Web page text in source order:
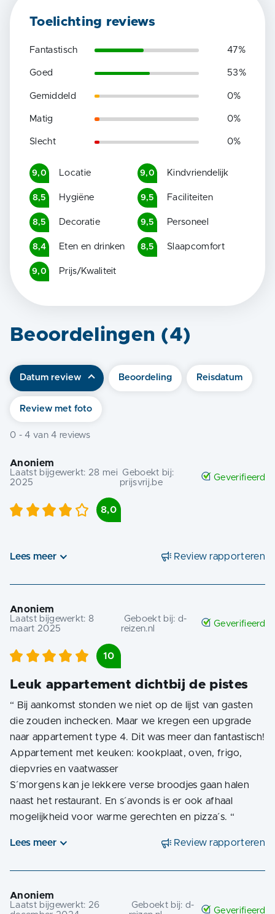
Toelichting reviews
Fantastisch 47%
Goed 53 %
Gemiddeld 0%
Matig 0%
Slecht 0%
9,0 Locatie 9,0 Kindvriendelijk
8,5 Hygiëne 9,5 Faciliteiten
8,5 Decoratie 9,5 Personeel
8,4 Eten en drinken 8,5 Slaapcomfort
9,0 Prijs/Kwaliteit
Beoordelingen (4)
Datum review Beoordeling Reisdatum
Review met foto
0 - 4 van 4 reviews
Anoniem
Laatst bijgewerkt: 28 mei
2025
Geboekt bij:
prijsvrij.be
Geverifieerd
8,0
Lees meer Review rapporteren
Anoniem
Laatst bijgewerkt: 8
maart 2025
Geboekt bij: d-
reizen.nl
Geverifieerd
10
Leuk appartement dichtbij de pistes
“ Bij aankomst stonden we niet op de lijst van gasten
die zouden inchecken. Maar we kregen een upgrade
naar appartement type 4. Dit was meer dan fantastisch!
Appartement met keuken: kookplaat, oven, frigo,
diepvries en vaatwasser
S´morgens kan je lekkere verse broodjes gaan halen
naast het restaurant. En s´avonds is er ook afhaal
mogelijkheid voor warme gerechten en pizza´s. “
Lees meer Review rapporteren
Anoniem
Laatst bijgewerkt:26
Geboekt bij: d-
Geverifieerd